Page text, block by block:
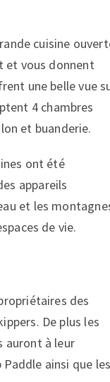
cuisine
et vous donnent
une belle vue
4 chambres
et buanderie.
ont été
appareils
et les
de vie.
des
De plus les
auront à leur
ainsi que les